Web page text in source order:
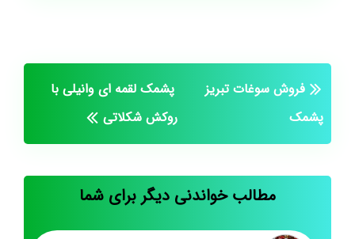
فروش سوغات تبریز
پشمک
پشمک لقمه ای وانیلی با
روکش شکلاتی
مطالب خواندنی دیگر برای شما